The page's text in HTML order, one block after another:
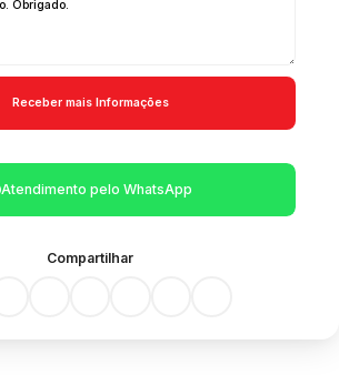
Atendimento pelo WhatsApp
Compartilhar